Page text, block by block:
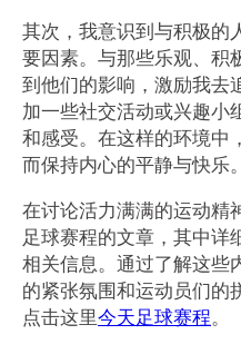
其次，我意识到与积极的
要因素。与那些乐观、积
到他们的影响，激励我去
加一些社交活动或兴趣小
和感受。在这样的环境中
而保持内心的平静与快乐。
在讨论活力满满的运动精
足球赛程的文章，其中详
相关信息。通过了解这些
的紧张氛围和运动员们的
点击这里今天足球赛程。